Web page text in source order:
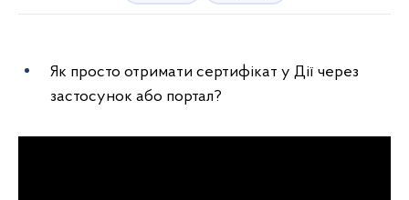
Як просто отримати сертифікат у Дії через
застосунок або портал?